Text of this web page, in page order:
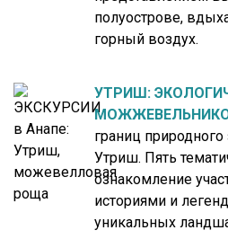
полуострове,
горный воздух.
УТРИШ:
границ
Утриш. Пять
ознакомление
историями и
уникальных